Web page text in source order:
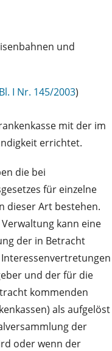
und
I Nr. 145/2003)
mit der im
errichtet.
die bei
für einzelne
dieser Art bestehen.
kann eine
der in Betracht
und der für die
kommenden
als aufgelöst
der
oder wenn der